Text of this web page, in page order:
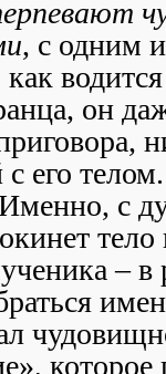
, с одним
он
его
с
тело
–
которое